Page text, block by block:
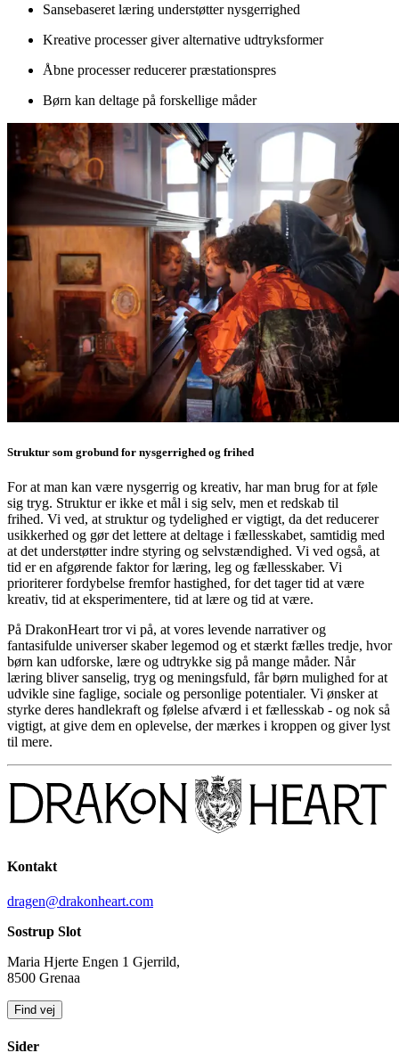
Sansebaseret læring understøtter nysgerrighed
Kreative processer giver alternative udtryksformer
Åbne processer reducerer præstationspres
Børn kan deltage på forskellige måder
Struktur som grobund for nysgerrighed og frihed
For at man kan være nysgerrig og kreativ, har man brug for at føle
sig tryg. Struktur er ikke et mål i sig selv, men et redskab til
frihed. Vi ved, at struktur og tydelighed er vigtigt, da det reducerer
usikkerhed og gør det lettere at deltage i fællesskabet, samtidig med
at det understøtter indre styring og selvstændighed. Vi ved også, at
tid er en afgørende faktor for læring, leg og fællesskaber. Vi
prioriterer fordybelse fremfor hastighed, for det tager tid at være
kreativ, tid at eksperimentere, tid at lære og tid at være.
På DrakonHeart tror vi på, at vores levende narrativer og
fantasifulde universer skaber legemod og et stærkt fælles tredje, hvor
børn kan udforske, lære og udtrykke sig på mange måder. Når
læring bliver sanselig, tryg og meningsfuld, får børn mulighed for at
udvikle sine faglige, sociale og personlige potentialer. Vi ønsker at
styrke deres handlekraft og følelse afværd i et fællesskab - og nok så
vigtigt, at give dem en oplevelse, der mærkes i kroppen og giver lyst
til mere.
Kontakt
dragen@drakonheart.com
Sostrup Slot
Maria Hjerte Engen 1 Gjerrild,
8500 Grenaa
Find vej
Sider